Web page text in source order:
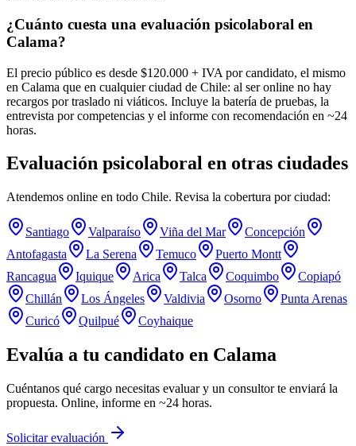
¿Cuánto cuesta una evaluación psicolaboral en
Calama?
El precio público es desde $120.000 + IVA por candidato, el mismo
en Calama que en cualquier ciudad de Chile: al ser online no hay
recargos por traslado ni viáticos. Incluye la batería de pruebas, la
entrevista por competencias y el informe con recomendación en ~24
horas.
Evaluación psicolaboral en otras ciudades
Atendemos online en todo Chile. Revisa la cobertura por ciudad:
Santiago Valparaíso Viña del Mar
Concepción
Antofagasta
La Serena Temuco
Puerto Montt
Rancagua
Iquique Arica Talca Coquimbo
Copiapó
Chillán
Los Ángeles Valdivia Osorno
Punta Arenas
Curicó
Quilpué Coyhaique
Evalúa a tu candidato en Calama
Cuéntanos qué cargo necesitas evaluar y un consultor te enviará la
propuesta. Online, informe en ~24 horas.
Solicitar evaluación